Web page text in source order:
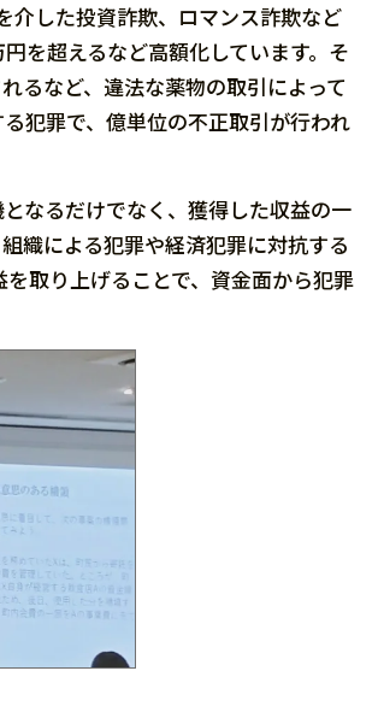
介した投資詐欺、ロマンス詐欺など
を超えるなど高額化しています。そ
るなど、違法な薬物の取引によって
犯罪で、億単位の不正取引が行われ
なるだけでなく、獲得した収益の一
織による犯罪や経済犯罪に対抗する
取り上げることで、資金面から犯罪